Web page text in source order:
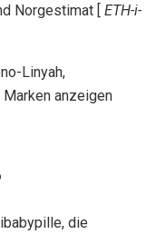
Norgestimat [ ETH-i-
Linyah,
anzeigen
die